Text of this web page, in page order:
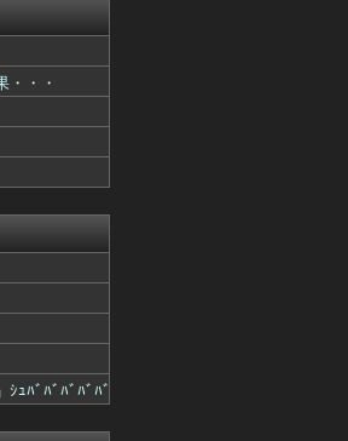
ぐ
＠ネ...
...
・・・
ｭﾊﾞﾊﾞﾊﾞﾊﾞﾊﾞ